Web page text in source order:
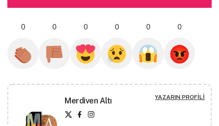
KalemKahveKlavye, adını üretim sürecinin bazı
aksesuarlarından alan ve 2010’dan bu yana yayın
yapan edebiyat ağırlıklı bir kültür-sanat mecrasının
0 0 0 0 0 0
Merdiven Altı YAZARIN PROFILI